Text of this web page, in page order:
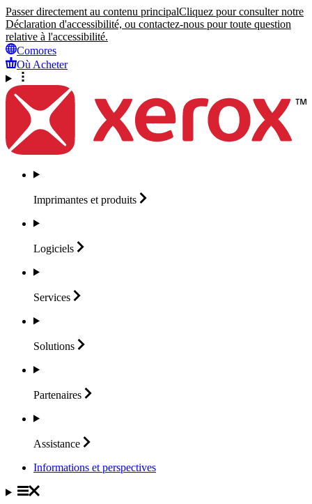
Passer directement au contenu principalCliquez pour consulter notre
Déclaration d'accessibilité, ou contactez-nous pour toute question
relative à l'accessibilité.
Comores
Où Acheter
Imprimantes et produits
Logiciels
Services
Solutions
Partenaires
Assistance
Informations et perspectives